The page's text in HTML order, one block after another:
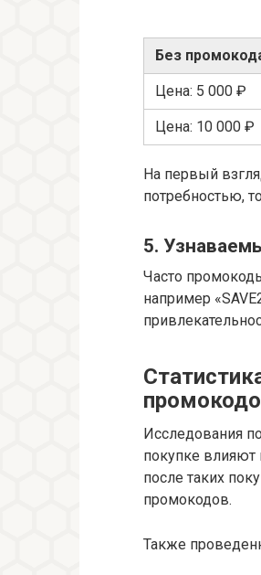
Без
Цена: 5 000 ₽
Цена: 10 000 ₽
На первый
потребностью,
5.
Часто
например
Исследования
покупке влияют
после таких
промокодов.
Также